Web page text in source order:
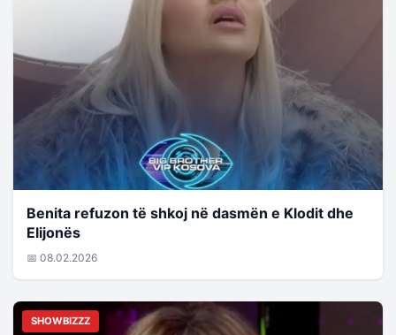
Benita refuzon të shkoj në dasmën e Klodit dhe
Elijonës
📅 08.02.2026
SHOWBIZZZ